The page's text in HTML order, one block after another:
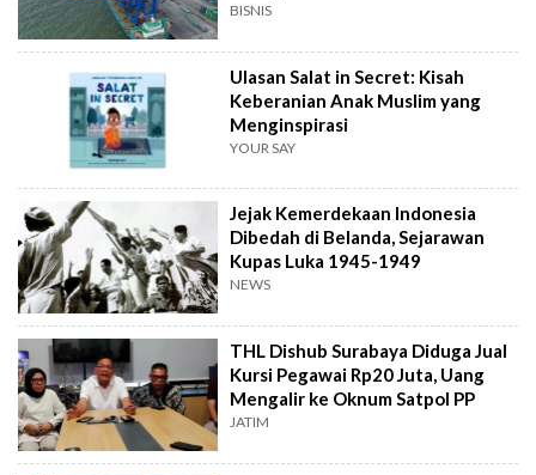
BISNIS
Ulasan Salat in Secret: Kisah
Keberanian Anak Muslim yang
Menginspirasi
YOUR SAY
Jejak Kemerdekaan Indonesia
Dibedah di Belanda, Sejarawan
Kupas Luka 1945-1949
NEWS
THL Dishub Surabaya Diduga Jual
Kursi Pegawai Rp20 Juta, Uang
Mengalir ke Oknum Satpol PP
JATIM